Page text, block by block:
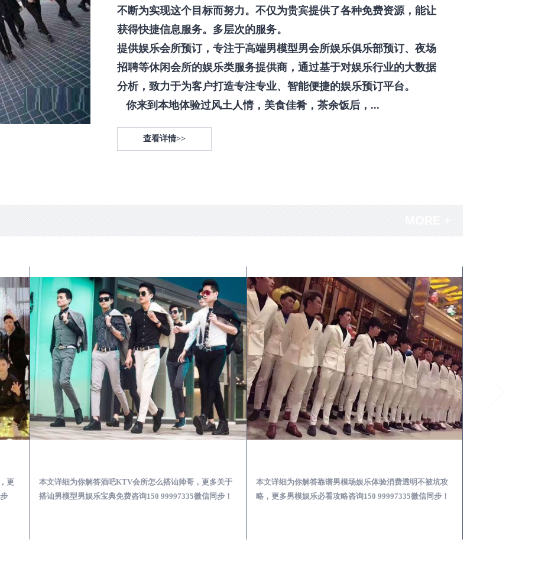
不断为实现这个目标而努力。不仅为贵宾提供了各种免费资源，能让
获得快捷信息服务。多层次的服务。
提供娱乐会所预订，专注于高端男模型男会所娱乐俱乐部预订、夜场
招聘等休闲会所的娱乐类服务提供商，通过基于对娱乐行业的大数据
分析，致力于为客户打造专注专业、智能便捷的娱乐预订平台。
你来到本地体验过风土人情，美食佳肴，茶余饭后，...
查看详情>>
更
本文详细为你解答酒吧KTV会所怎么搭讪帅哥，更多关于
搭讪男模型男娱乐宝典免费咨询150 99997335微信同步！
本文详细为你解答靠谱男模场娱乐体验消费透明不被坑攻
略，更多男模娱乐必看攻略咨询150 99997335微信同步！